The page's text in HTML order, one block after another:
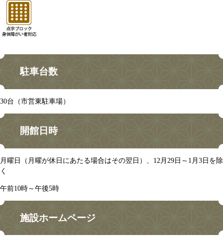
駐車台数
30台（市営東駐車場）
開館日時
月曜日（月曜が休日にあたる場合はその翌日）、12月29日～1月3日を除
く
午前10時～午後5時
施設ホームページ